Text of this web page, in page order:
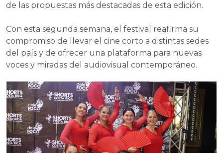
de las propuestas más destacadas de esta edición.
Con esta segunda semana, el festival reafirma su
compromiso de llevar el cine corto a distintas sedes
del país y de ofrecer una plataforma para nuevas
voces y miradas del audiovisual contemporáneo.